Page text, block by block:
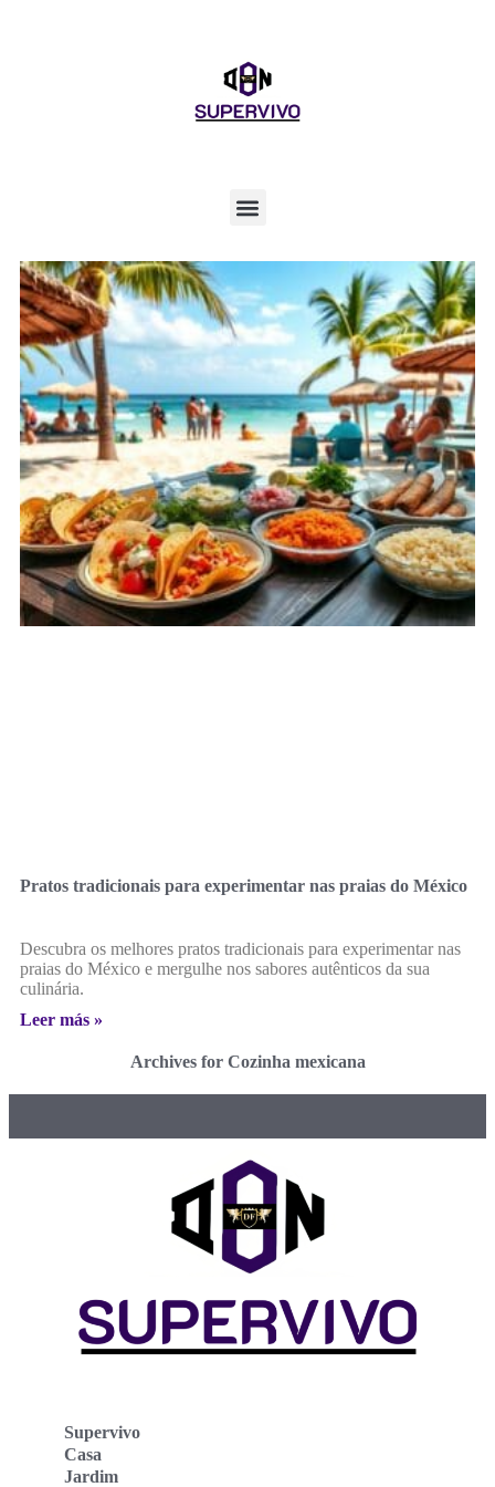
Pratos tradicionais para experimentar nas praias do México
Descubra os melhores pratos tradicionais para experimentar nas
praias do México e mergulhe nos sabores autênticos da sua
culinária.
Leer más »
Archives for Cozinha mexicana
Supervivo
Casa
Jardim